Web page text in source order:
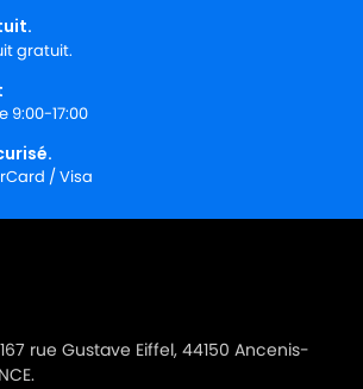
gratuit.
9:00-17:00
/ Visa
167 rue Gustave Eiffel, 44150 Ancenis-